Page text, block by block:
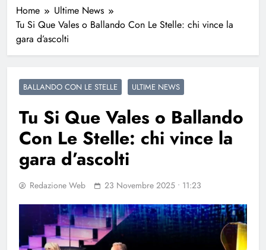
Home
Ultime News
Tu Si Que Vales o Ballando Con Le Stelle: chi vince la
gara d’ascolti
BALLANDO CON LE STELLE ULTIME NEWS
Tu Si Que Vales o Ballando
Con Le Stelle: chi vince la
gara d’ascolti
Redazione Web 23 Novembre 2025 • 11:23